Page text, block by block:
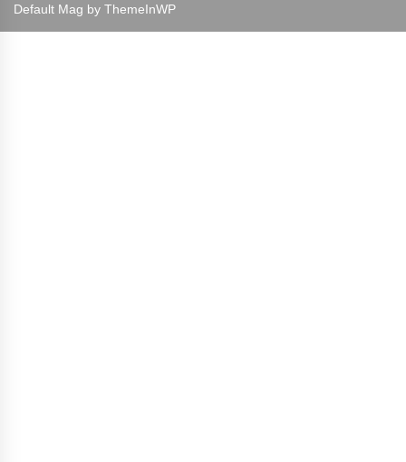
Default Mag by ThemeInWP